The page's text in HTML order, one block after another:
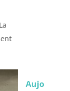
La
Aujo